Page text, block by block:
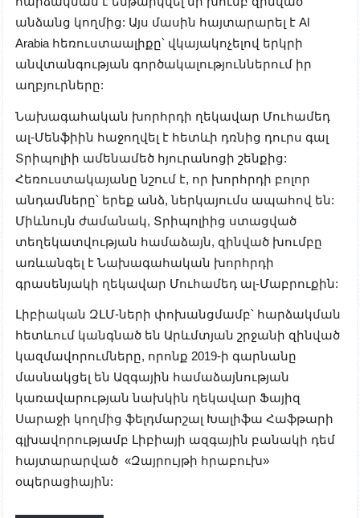
անձանց կողմից: Այս մասին հայտարարել է Al
Arabia հեռուստաալիքը՝ վկայակոչելով երկրի
անվտանգության գործակալություններում իր
աղբյուրները:
Նախագահական խորհրդի ղեկավար Մուհամեդ
ալ-Մենֆիին հաջողվել է հետևի դռնից դուրս գալ
Տրիպոլիի ամենամեծ հյուրանոցի շենքից:
Հեռուստակայանը նշում է, որ խորհրդի բոլոր
անդամները՝ երեք անձ, ներկայումս ապահով են:
Միևնույն ժամանակ, Տրիպոլիից ստացված
տեղեկատվության համաձայն, զինված խումբը
առևանգել է Նախագահական խորհրդի
գրասենյակի ղեկավար Մուհամեդ ալ-Մաբրուքին:
Լիբիական ԶԼՄ-ների փոխանցմամբ՝ հարձակման
հետևում կանգնած են Արևմտյան շրջանի զինված
կազմավորումները, որոնք 2019-ի գարնանը
մասնակցել են Ազգային համաձայնության
կառավարության նախկին ղեկավար Ֆայիզ
Սարաջի կողմից ֆելդմարշալ Խալիֆա Հաֆթարի
գլխավորությամբ Լիբիայի ազգային բանակի դեմ
հայտարարված «Զայրույթի հրաբուխ»
օպերացիային: